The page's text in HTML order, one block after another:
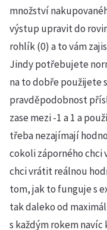
množství
výstup upravit do
rohlík (0) a to vám
Jindy potřebujete
na to dobře použijete
pravděpodobnost
zase mezi -1 a 1 a
třeba nezajímají
cokoli záporného
chci vrátit reálnou
tom, jak to funguje s
tak daleko od
s každým rokem